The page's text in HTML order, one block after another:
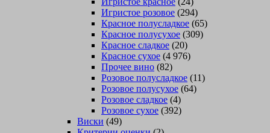
Игристое розовое (294)
Красное полусладкое (65)
Красное полусухое (309)
Красное сладкое (20)
Красное сухое (4 976)
Прочее вино (82)
Розовое полусладкое (11)
Розовое полусухое (64)
Розовое сладкое (4)
Розовое сухое (392)
Виски (49)